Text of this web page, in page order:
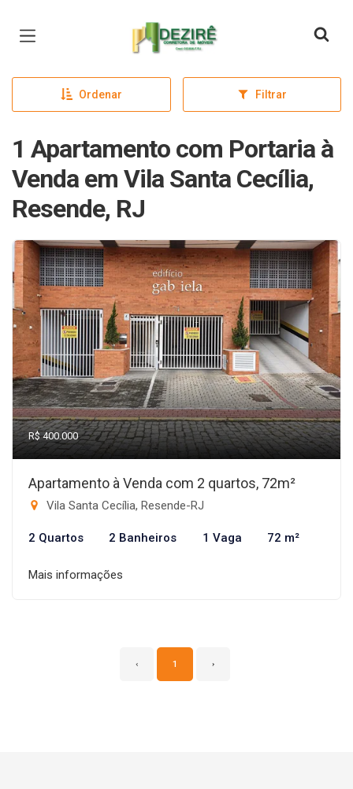
Página inicial
Ordenar Filtrar
1 Apartamento com Portaria à
Venda em Vila Santa Cecília,
Resende, RJ
R$ 400.000
Apartamento à Venda com 2 quartos, 72m²
Vila Santa Cecília, Resende-RJ
2 Quartos 2 Banheiros 1 Vaga 72 m²
Mais informações
‹ 1 ›